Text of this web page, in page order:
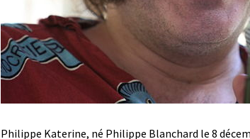
Philippe Katerine, né Philippe Blanchard le 8